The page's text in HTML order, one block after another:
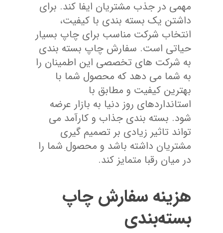
مهمی در جذب مشتریان ایفا کند. برای
داشتن یک بسته‌ بندی با کیفیت،
انتخاب شرکت مناسب برای چاپ بسیار
حیاتی است. سفارش چاپ بسته ‌بندی
به شرکت ‌های تخصصی این اطمینان را
به شما می ‌دهد که محصول شما با
بهترین کیفیت و مطابق با
استانداردهای روز دنیا به بازار عرضه
شود. بسته ‌بندی جذاب و کارآمد می
‌تواند تاثیر زیادی بر تصمیم‌ گیری
مشتریان داشته باشد و محصول شما را
در میان رقبا متمایز کند.
هزینه سفارش چاپ
بسته‌بندی